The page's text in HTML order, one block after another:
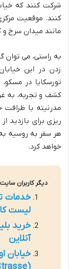
شرکت کنند که
کنند. موقعیت
مانند میدان سرخ و
به راستی، می
زدن در این
تورسکایا در
کشف و تجربه، به
مدرنیته با
ریزی برای بازدید
هر سفر به روسیه
خواهد کرد.
دیگر کاربران
خدمات
لیست
آنلاین
خیابان
(Oderberger Strasse)